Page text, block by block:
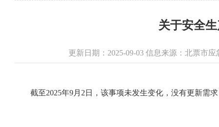
关于安全
更新日期：2025-09-03 信息来源：北票市
截至2025年9月2日，该事项未发生变化，没有更新需